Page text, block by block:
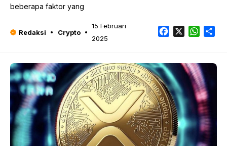
beberapa faktor yang
Redaksi Crypto
15 Februari
2025
Facebook